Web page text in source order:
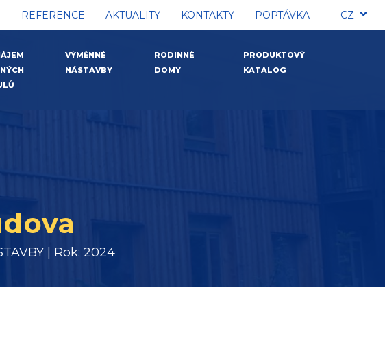
REFERENCE AKTUALITY KONTAKTY POPTÁVKA CZ
VÝMĚNNÉ
NÁSTAVBY
RODINNÉ
DOMY
PRODUKTOVÝ
KATALOG
| Rok: 2024